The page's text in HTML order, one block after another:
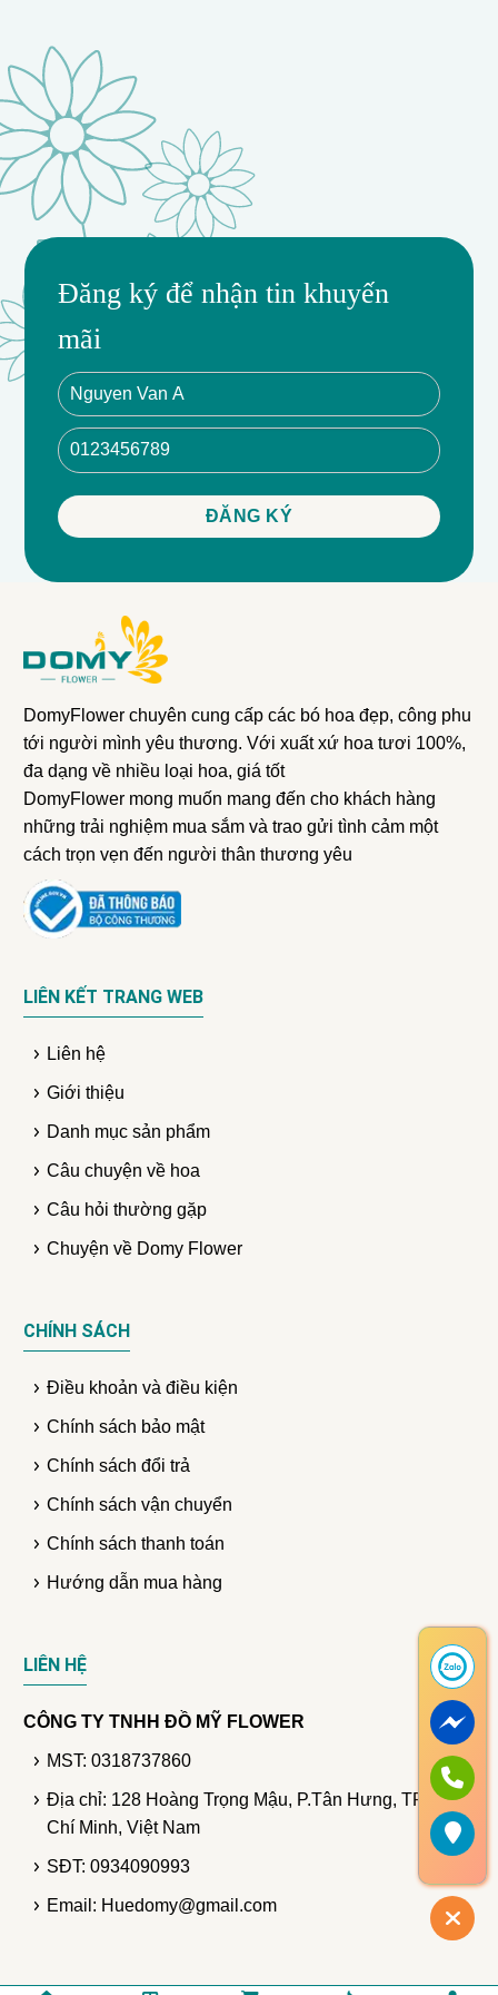
Chậu hoa, Trang trí Tết, Hoa đỏ, Size M, Giao hàng
miễn phí, Ưu đãi chậu hoa, Quà tặng Tết, Phong cách
Những người muốn tìm kiếm một sản phẩm trang trí độc
Hoa tươi 100%, chất lượng đảm bảo.
Kích thước M phù hợp với mọi không gian.
Giao hàng nhanh chóng, đúng hẹn.
Ưu đãi và quà tặng hấp dẫn.
Cam kết chất lượng và sự hài lòng của khách hàng.
Đăng ký để nhận tin khuyến
mãi
DomyFlower chuyên cung cấp các bó hoa đẹp, công phu
tới người mình yêu thương. Với xuất xứ hoa tươi 100%,
đa dạng về nhiều loại hoa, giá tốt
DomyFlower mong muốn mang đến cho khách hàng
những trải nghiệm mua sắm và trao gửi tình cảm một
cách trọn vẹn đến người thân thương yêu
LIÊN KẾT TRANG WEB
Liên hệ
Giới thiệu
Danh mục sản phẩm
Câu chuyện về hoa
Câu hỏi thường gặp
Chuyện về Domy Flower
CHÍNH SÁCH
Điều khoản và điều kiện
Chính sách bảo mật
Chính sách đổi trả
Chính sách vận chuyển
Chính sách thanh toán
Hướng dẫn mua hàng
LIÊN HỆ
CÔNG TY TNHH ĐỒ MỸ FLOWER
MST: 0318737860
Địa chỉ: 128 Hoàng Trọng Mậu, P.Tân Hưng, TP. Hồ
Chí Minh, Việt Nam
SĐT: 0934090993
Email: Huedomy@gmail.com